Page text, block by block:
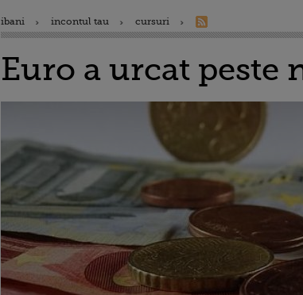
ibani incontul tau cursuri
Euro a urcat peste